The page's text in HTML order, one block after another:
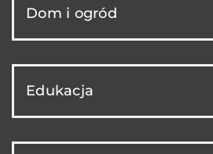
Dom i ogród
Edukacja